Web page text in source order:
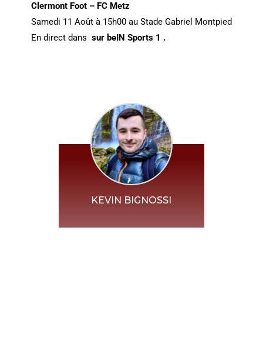
Clermont Foot – FC Metz
Samedi 11 Août à 15h00 au Stade Gabriel Montpied
En direct dans sur beIN Sports 1 .
KEVIN BIGNOSSI